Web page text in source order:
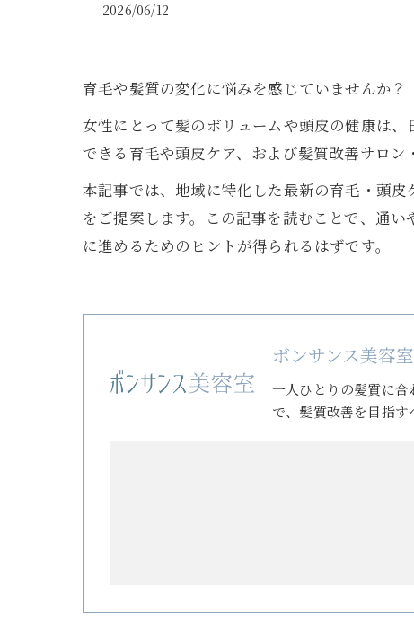
2026/06/12
育毛や髪質の変化に悩みを感じていませんか？
女性にとって髪のボリュームや頭皮の健康は
できる育毛や頭皮ケア、および髪質改善サロン
本記事では、地域に特化した最新の育毛・頭
をご提案します。この記事を読むことで、通
に進めるためのヒントが得られるはずです。
ボンサンス美容室
一人ひとりの髪質に
で、髪質改善を目指す